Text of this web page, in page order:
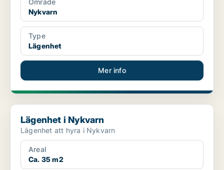
Område
Nykvarn
Type
Lägenhet
Mer info
Lägenhet i Nykvarn
Lägenhet i Nykvarn
Lägenhet att hyra i Nykvarn
Areal
Ca. 35 m2